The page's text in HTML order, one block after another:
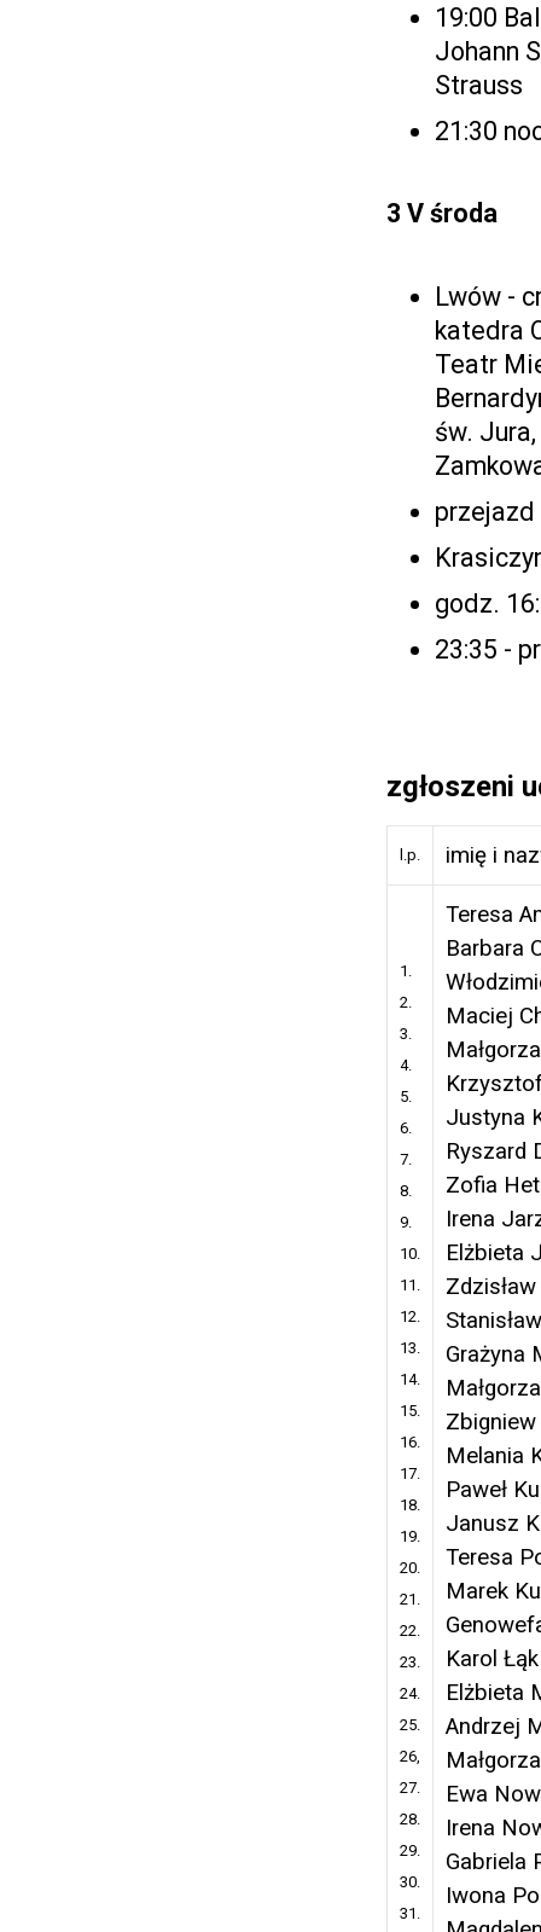
19:00
Johann
Strauss
21:30
3 V środa
Lwów -
katedra
Teatr
św.
godz.
23:35 -
zgłoszeni
l.p. imię i
1.
2.
3.
4.
5.
6.
7.
8.
9.
10.
11.
12.
13.
14.
15.
16.
17.
18.
19.
20.
21.
22.
23.
24.
25.
26,
27.
28.
29.
30.
31.
Teresa
Barbara
Maciej
Justyna
Ryszard
Zofia
Irena
Elżbieta
Grażyna
Melania
Paweł
Janusz
Teresa
Marek
Karol Łąk
Elżbieta
Andrzej
Ewa
Irena
Gabriela
Iwona